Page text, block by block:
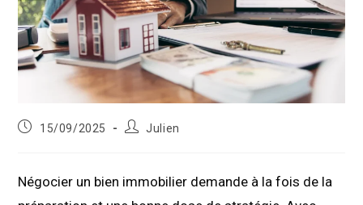
Publication
15/09/2025
Auteur/autrice
Julien
Négocier un bien immobilier demande à la fois de la